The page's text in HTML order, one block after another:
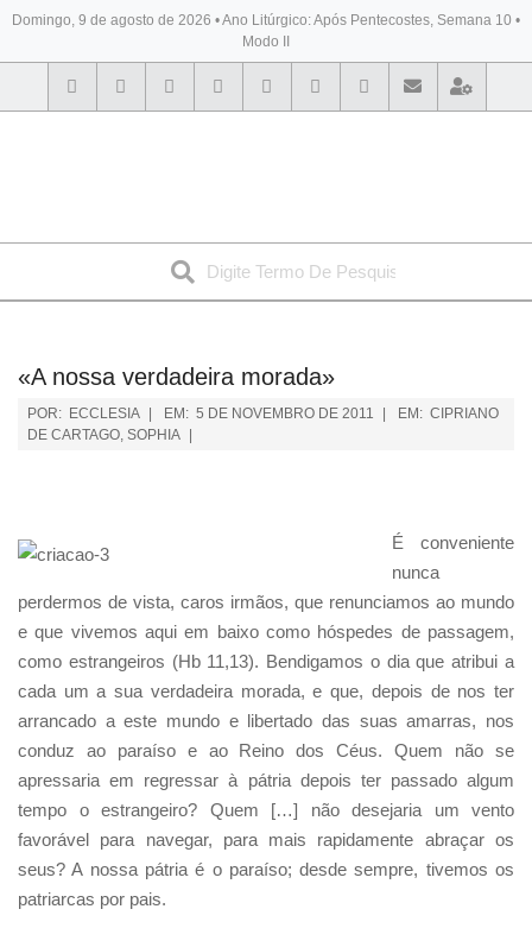
Domingo, 9 de agosto de 2026 • Ano Litúrgico: Após Pentecostes, Semana 10 •
Modo II
BYBLOS
«A nossa verdadeira morada»
POR: ECCLESIA EM: 5 DE NOVEMBRO DE 2011 EM: CIPRIANO
DE CARTAGO, SOPHIA
É conveniente
nunca
perdermos de vista, caros irmãos, que renunciamos ao mundo
e que vivemos aqui em baixo como hóspedes de passagem,
como estrangeiros (Hb 11,13). Bendigamos o dia que atribui a
cada um a sua verdadeira morada, e que, depois de nos ter
arrancado a este mundo e libertado das suas amarras, nos
conduz ao paraíso e ao Reino dos Céus. Quem não se
apressaria em regressar à pátria depois ter passado algum
tempo o estrangeiro? Quem […] não desejaria um vento
favorável para navegar, para mais rapidamente abraçar os
seus? A nossa pátria é o paraíso; desde sempre, tivemos os
patriarcas por pais.